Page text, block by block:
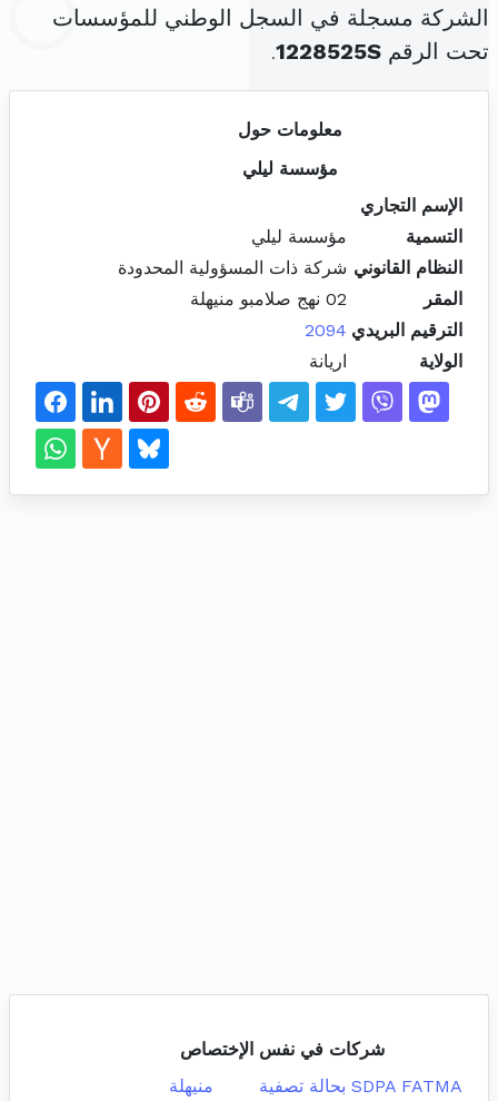
الشركة مسجلة في السجل الوطني للمؤسسات
تحت الرقم 1228525S
.
معلومات حول
مؤسسة ليلي
الإسم التجاري
التسمية
مؤسسة ليلي
النظام القانوني شركة ذات المسؤولية المحدودة
المقر
02 نهج صلامبو منيهلة
الترقيم البريدي 2094
الولاية
اريانة
شركات في نفس الإختصاص
SDPA FATMA بحالة تصفية
منيهلة